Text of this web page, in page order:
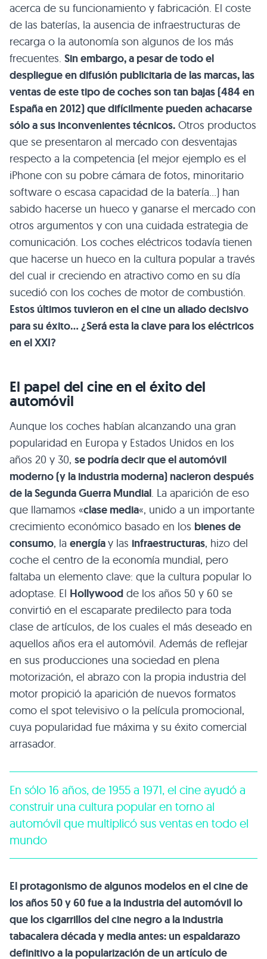
acerca de su funcionamiento y fabricación. El coste
de las baterías, la ausencia de infraestructuras de
recarga o la autonomía son algunos de los más
frecuentes. Sin embargo, a pesar de todo el
despliegue en difusión publicitaria de las marcas, las
ventas de este tipo de coches son tan bajas (484 en
España en 2012) que difícilmente pueden achacarse
sólo a sus inconvenientes técnicos. Otros productos
que se presentaron al mercado con desventajas
respecto a la competencia (el mejor ejemplo es el
iPhone con su pobre cámara de fotos, minoritario
software o escasa capacidad de la batería…) han
sabido hacerse un hueco y ganarse el mercado con
otros argumentos y con una cuidada estrategia de
comunicación. Los coches eléctricos todavía tienen
que hacerse un hueco en la cultura popular a través
del cual ir creciendo en atractivo como en su día
sucedió con los coches de motor de combustión.
Estos últimos tuvieron en el cine un aliado decisivo
para su éxito… ¿Será esta la clave para los eléctricos
en el XXI?
El papel del cine en el éxito del
automóvil
Aunque los coches habían alcanzando una gran
popularidad en Europa y Estados Unidos en los
años 20 y 30, se podría decir que el automóvil
moderno (y la industria moderna) nacieron después
de la Segunda Guerra Mundial . La aparición de eso
que llamamos «clase media«, unido a un importante
crecimiento económico basado en los bienes de
consumo, la energíay las infraestructuras, hizo del
coche el centro de la economía mundial, pero
faltaba un elemento clave: que la cultura popular lo
adoptase. El Hollywood de los años 50 y 60 se
convirtió en el escaparate predilecto para toda
clase de artículos, de los cuales el más deseado en
aquellos años era el automóvil. Además de reflejar
en sus producciones una sociedad en plena
motorización, el abrazo con la propia industria del
motor propició la aparición de nuevos formatos
como el spot televisivo o la película promocional,
cuya popularidad fue máxima y su éxito comercial
arrasador.
En sólo 16 años, de 1955 a 1971, el cine ayudó a
construir una cultura popular en torno al
automóvil que multiplicó sus ventas en todo el
mundo
El protagonismo de algunos modelos en el cine de
los años 50 y 60 fue a la industria del automóvil lo
que los cigarrillos del cine negro a la industria
tabacalera década y media antes: un espaldarazo
definitivo a la popularización de un artículo de